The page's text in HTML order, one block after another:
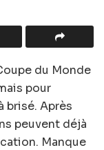
du Monde
pour
brisé. Après
peuvent déjà
Manque